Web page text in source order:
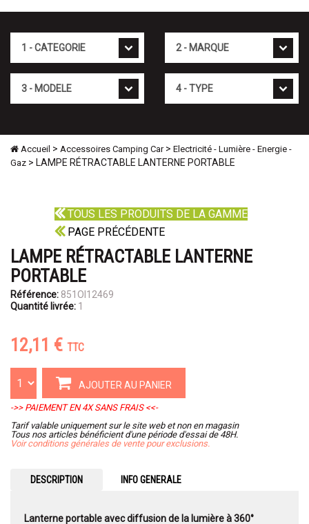
Accueil > Accessoires Camping Car> Electricité - Lumière - Energie -
Gaz > LAMPE RÉTRACTABLE LANTERNE PORTABLE
TOUS LES PRODUITS DE LA GAMME
PAGE PRÉCÉDENTE
LAMPE RÉTRACTABLE LANTERNE
PORTABLE
Référence: 851OI12469
Quantité livrée: 1
12,11 € TTC
AJOUTER AU PANIER
->> PAIEMENT EN 4X SANS FRAIS <<-
Tarif valable uniquement sur le site web et non en magasin
Tous nos articles bénéficient d'une période d'essai de 48H.
Voir conditions générales de vente pour exclusions.
DESCRIPTION INFO GENERALE
Lanterne portable avec diffusion de la lumière à 360°